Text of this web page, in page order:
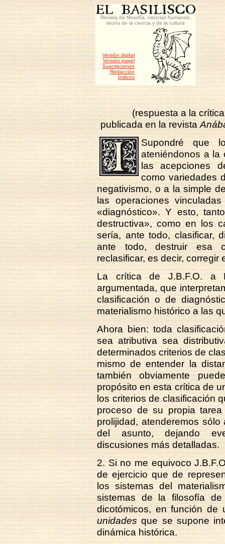
Revista de filosofía, ciencias humanas,
teoría de la ciencia y de la cultura
Versión digital
Versión papel
Suscripciones
Redacción
Índices
(respuesta a la
publicada en la revista
Supondré que
ateniéndonos a la
las acepciones
como variedades
negativismo, o a la simple
las operaciones
«diagnóstico». Y esto,
destructiva», como en los
sería, ante todo, clasificar,
ante todo, destruir esa
reclasificar, es decir, corregir
La crítica de J.B.F.O. a
argumentada, que
clasificación o de
materialismo histórico a las
Ahora bien: toda
sea atributiva sea
determinados criterios de
mismo de entender la
también obviamente
propósito en esta crítica de
los criterios de clasificación
proceso de su propia
prolijidad, atenderemos
del asunto, dejando
discusiones más detalladas.
2. Si no me equivoco
de ejercicio que de
los sistemas del
sistemas de la filosofía
dicotómicos, en función de
unidades que se supone
dinámica histórica.